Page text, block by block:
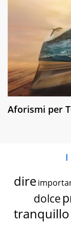
Aforismi per
I
dire
dolce
tranquillo